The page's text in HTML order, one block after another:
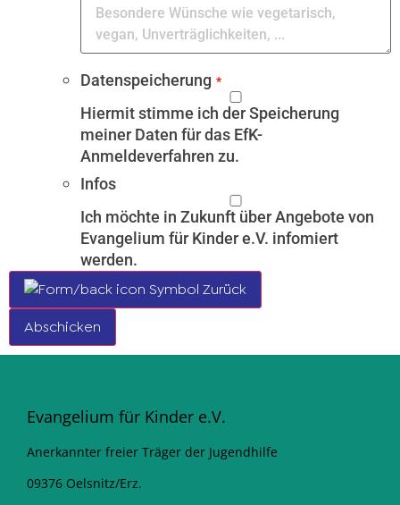
Datenspeicherung *
Hiermit stimme ich der Speicherung
meiner Daten für das EfK-
Anmeldeverfahren zu.
Infos
Ich möchte in Zukunft über Angebote von
Evangelium für Kinder e.V. infomiert
werden.
Zurück
Abschicken
Evangelium für Kinder e.V.
Anerkannter freier Träger der Jugendhilfe
09376 Oelsnitz/Erz.